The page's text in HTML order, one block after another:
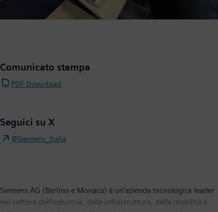
Comunicato stampa
PDF Download
Seguici su X
@Siemens_Italia
Siemens AG (Berlino e Monaco) è un'azienda tecnologica leader
nel settore dell'industria, delle infrastrutture, della mobilità e